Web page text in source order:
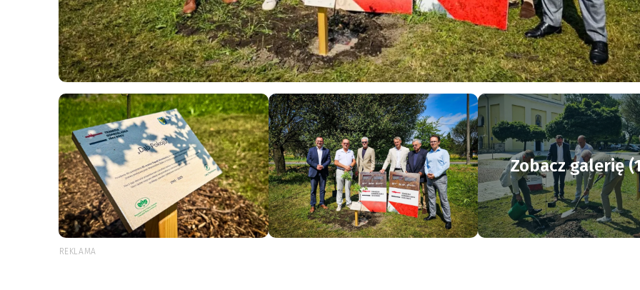
Zobacz galerię
REKLAMA